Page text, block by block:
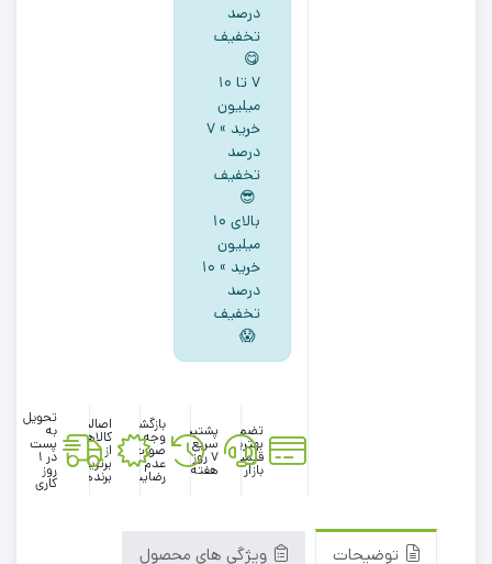
درصد
تخفیف
😋
۷ تا ۱۰
میلیون
خرید » ۷
درصد
تخفیف
😎
بالای ۱۰
میلیون
خرید » ۱۰
درصد
تخفیف
😱
تضمین
بهترین
قیمت
بازار
پشتیبانی
سریع در
۷ روز
هفته
بازگشت
وجه در
صورت
عدم
رضایت
اصالت
کالاها
از
برترین
برندها
تحویل
به
پست
در 1
روز
کاری
توضیحات
ویژگی های محصول